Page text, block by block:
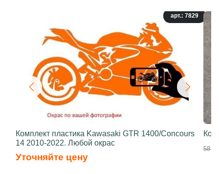
арт.: 7829
Комплект пластика Kawasaki GTR 1400/Concours
14 2010-2022. Любой окрас
Уточняйте цену
58